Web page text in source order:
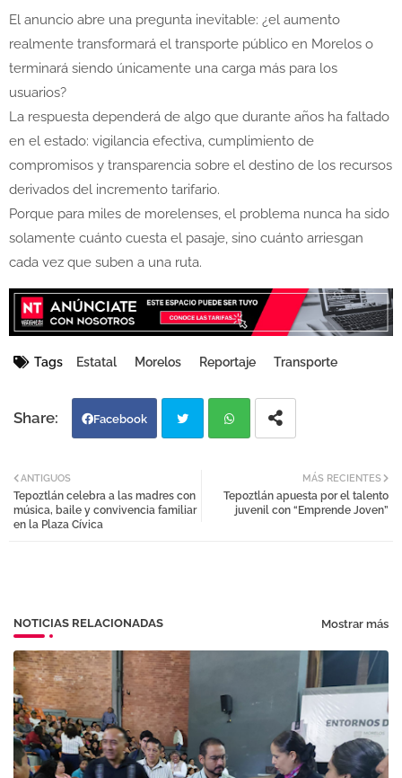
El anuncio abre una pregunta inevitable: ¿el aumento
realmente transformará el transporte público en Morelos o
terminará siendo únicamente una carga más para los
usuarios?
La respuesta dependerá de algo que durante años ha faltado
en el estado: vigilancia efectiva, cumplimiento de
compromisos y transparencia sobre el destino de los recursos
derivados del incremento tarifario.
Porque para miles de morelenses, el problema nunca ha sido
solamente cuánto cuesta el pasaje, sino cuánto arriesgan
cada vez que suben a una ruta.
Tags Estatal Morelos Reportaje Transporte
Facebook
tter atsa
MÁS RECIENTES
Tepoztlán apuesta por el talento
juvenil con “Emprende Joven”
ANTIGUOS
Tepoztlán celebra a las madres con
música, baile y convivencia familiar
en la Plaza Cívica
NOTICIAS RELACIONADAS Mostrar más